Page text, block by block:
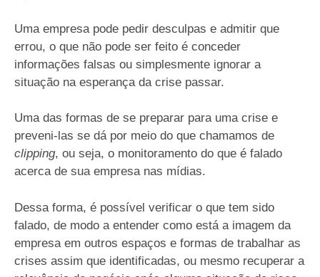
Uma empresa pode pedir desculpas e admitir que
errou, o que não pode ser feito é conceder
informações falsas ou simplesmente ignorar a
situação na esperança da crise passar.
Uma das formas de se preparar para uma crise e
preveni-las se dá por meio do que chamamos de
clipping, ou seja, o monitoramento do que é falado
acerca de sua empresa nas mídias.
Dessa forma, é possível verificar o que tem sido
falado, de modo a entender como está a imagem da
empresa em outros espaços e formas de trabalhar as
crises assim que identificadas, ou mesmo recuperar a